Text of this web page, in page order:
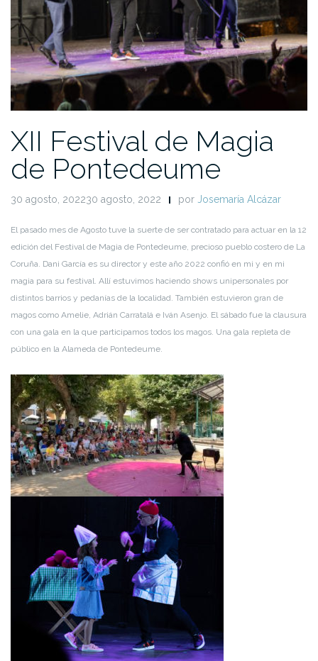
XII Festival de Magia
de Pontedeume
30 agosto, 202230 agosto, 2022 por Josemaría Alcázar
El pasado mes de Agosto tuve la suerte de ser contratado para actuar en la 12
edición del Festival de Magia de Pontedeume, precioso pueblo costero de La
Coruña. Dani García es su director y este año 2022 confió en mi y en mi
magia para su festival. Allí estuvimos haciendo shows unipersonales por
distintos barrios y pedanías de la localidad. También estuvieron gran de
magos como Amelie, Adrián Carratalá e Iván Asenjo. El sábado fue la clausura
con una gala en la que participamos todos los magos. Una gala repleta de
público en la Alameda de Pontedeume.